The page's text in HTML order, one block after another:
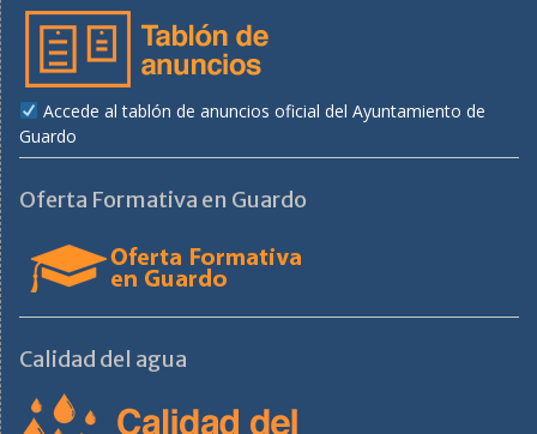
Accede al tablón de anuncios oficial del Ayuntamiento de
Guardo
Oferta Formativa en Guardo
Calidad del agua